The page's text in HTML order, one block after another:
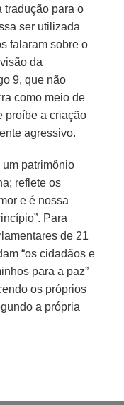
tradução para o
ser utilizada
falaram sobre o
da
9, que não
como meio de
proíbe a criação
agressivo.
um patrimônio
reflete os
e é nossa
Para
de 21
“os cidadãos e
para a paz”
os próprios
a própria